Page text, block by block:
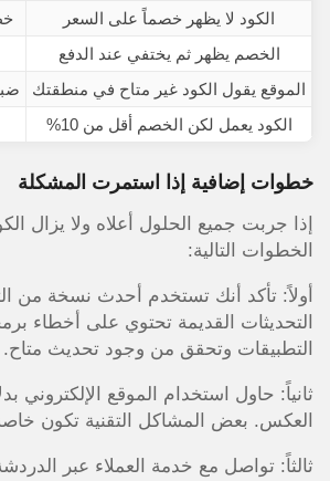
الكود لا يظهر خصماً على السعر
الخصم يظهر ثم يختفي عند الدفع
الموقع يقول الكود غير متاح في منطقتك
الكود يعمل لكن الخصم أقل من 10%
خطوات إضافية إذا استمرت المشكلة
إذا جربت جميع الحلول أعلاه ولا يزال
الخطوات التالية:
أولاً: تأكد أنك تستخدم أحدث نسخة من
التحديثات القديمة تحتوي على أخطاء
التطبيقات وتحقق من وجود تحديث متاح.
ثانياً: حاول استخدام الموقع الإلكتروني
العكس. بعض المشاكل التقنية تكون
ثالثاً: تواصل مع خدمة العملاء عبر